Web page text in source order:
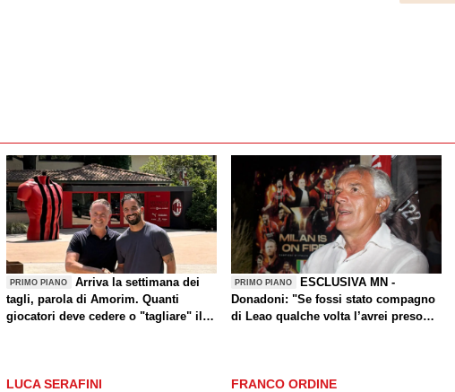
PRIMO PIANO
Arriva la settimana dei
tagli, parola di Amorim. Quanti
giocatori deve cedere o "tagliare" il
PRIMO PIANO
ESCLUSIVA MN -
Donadoni: "Se fossi stato compagno
di Leao qualche volta l’avrei preso
LUCA SERAFINI FRANCO ORDINE